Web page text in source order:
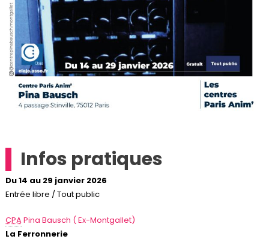
Infos pratiques
Du 14 au 29 janvier 2026
Entrée libre / Tout public
CPAPina Bausch ( Ex-Montgallet)
La Ferronnerie